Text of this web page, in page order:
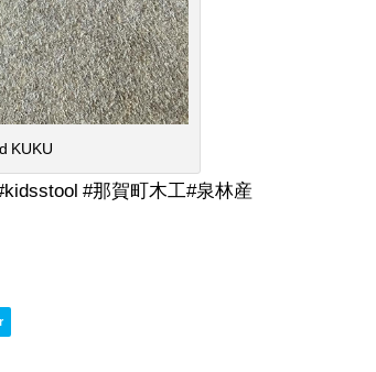
KUKU
#那賀町木工#泉林産